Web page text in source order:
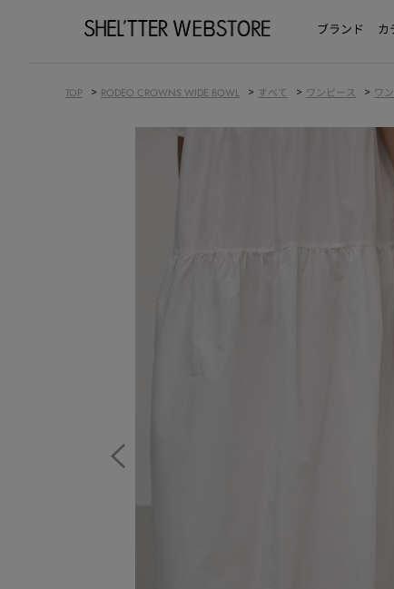
ブランド カ
TOP > RODEO CROWNS WIDE BOWL > すべて > ワンピース > ワ